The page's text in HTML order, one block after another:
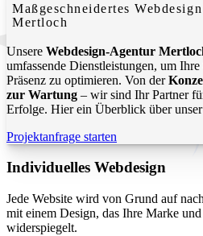
Maßgeschneidertes
Mertloch
Unsere Webdesign-Agentur
umfassende Dienstleistungen, um
Präsenz zu optimieren. Von der
zur Wartung – wir sind Ihr Partner
Erfolge. Hier ein Überblick über
Projektanfrage starten
Individuelles Webdesign
Jede Website wird von Grund auf
mit einem Design, das Ihre Marke
widerspiegelt.